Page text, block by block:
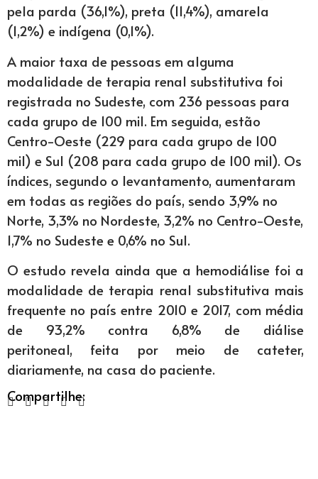
pela parda (36,1%), preta (11,4%), amarela
(1,2%) e indígena (0,1%).
A maior taxa de pessoas em alguma
modalidade de terapia renal substitutiva foi
registrada no Sudeste, com 236 pessoas para
cada grupo de 100 mil. Em seguida, estão
Centro-Oeste (229 para cada grupo de 100
mil) e Sul (208 para cada grupo de 100 mil). Os
índices, segundo o levantamento, aumentaram
em todas as regiões do país, sendo 3,9% no
Norte, 3,3% no Nordeste, 3,2% no Centro-Oeste,
1,7% no Sudeste e 0,6% no Sul.
O estudo revela ainda que a hemodiálise foi a
modalidade de terapia renal substitutiva mais
frequente no país entre 2010 e 2017, com média
de 93,2% contra 6,8% de diálise
peritoneal, feita por meio de cateter,
diariamente, na casa do paciente.
Compartilhe: